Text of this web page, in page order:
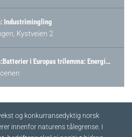
Industrimingling
Kystveien 2
Arendalsuka:Batterier i Europas trilemma: Energisikkerhet, konkurransekraft og bærekraft (Battery Norway-arrangement)
og konkurransedyktig norsk
innenfor naturens tålegrense. I